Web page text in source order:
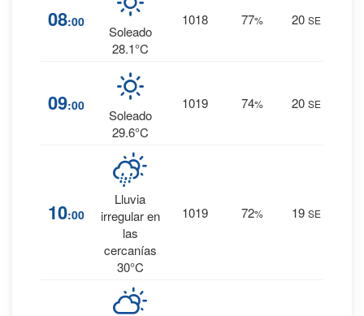
08:00
Soleado
28.1°C
1018 77% 20 SE
09:00
Soleado
29.6°C
1019 74% 20 SE
10:00
Lluvia
irregular en
las
cercanías
30°C
1019 72% 19 SE